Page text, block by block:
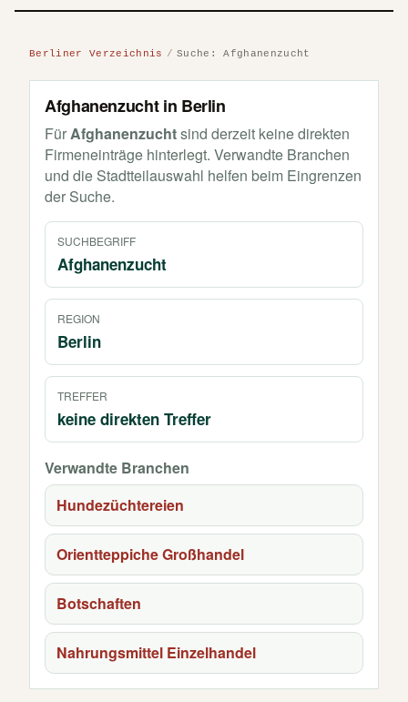
Berliner Verzeichnis Suche: Afghanenzucht
Afghanenzucht in Berlin
FürAfghanenzuchtsind derzeit keine direkten
Firmeneinträge hinterlegt. Verwandte Branchen
und die Stadtteilauswahl helfen beim Eingrenzen
der Suche.
SUCHBEGRIFF
Afghanenzucht
REGION
Berlin
TREFFER
keine direkten Treffer
Verwandte Branchen
Hundezüchtereien
Orientteppiche Großhandel
Botschaften
Nahrungsmittel Einzelhandel